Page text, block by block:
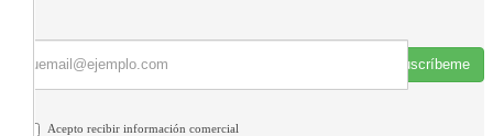
Suscríbeme
Acepto recibir información comercial